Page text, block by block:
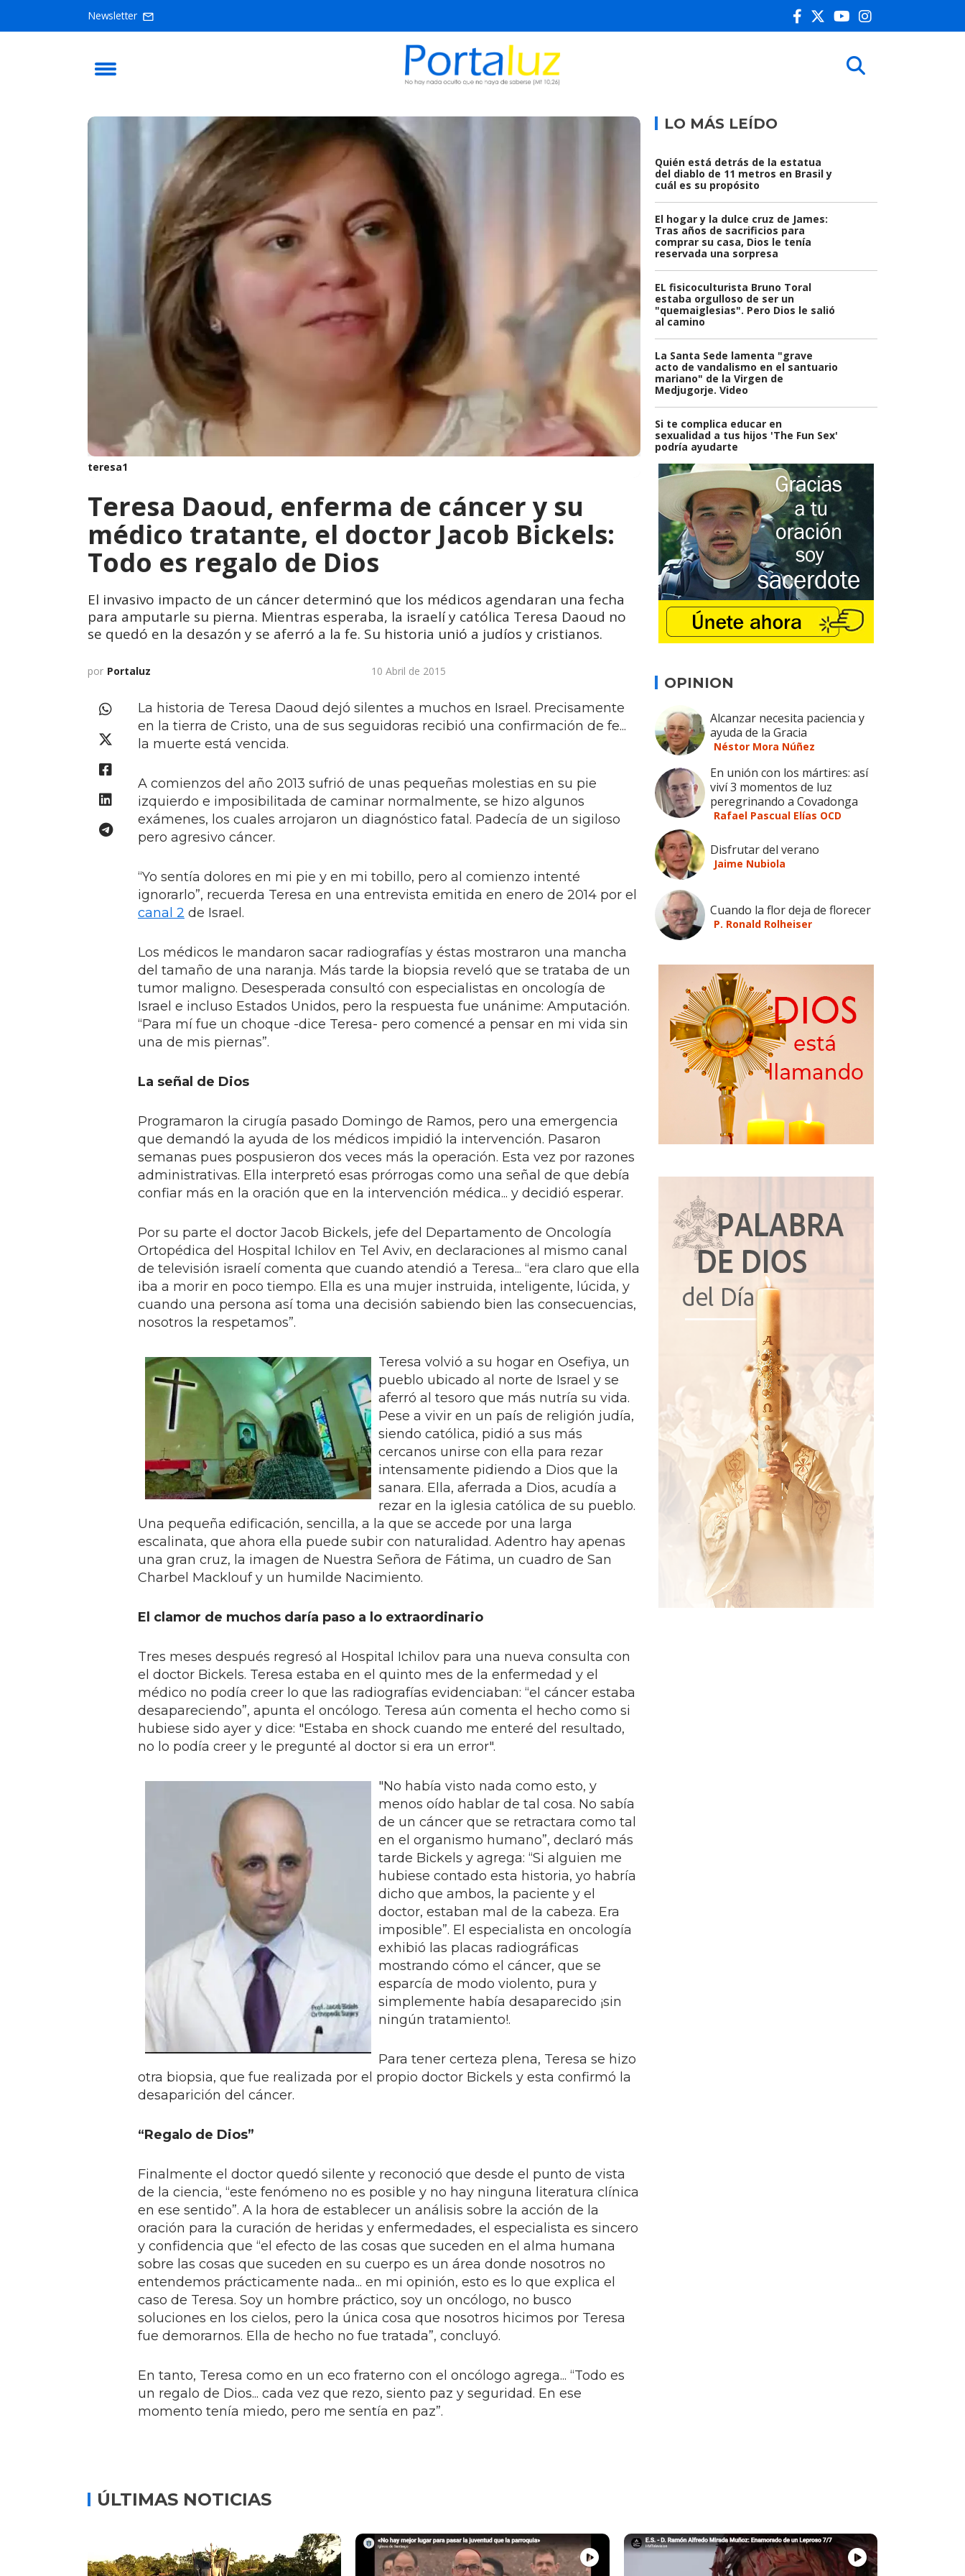
Newsletter
teresa1
Teresa Daoud, enferma de cáncer y su
médico tratante, el doctor Jacob Bickels:
Todo es regalo de Dios
El invasivo impacto de un cáncer determinó que los médicos agendaran una fecha
para amputarle su pierna. Mientras esperaba, la israelí y católica Teresa Daoud no
se quedó en la desazón y se aferró a la fe. Su historia unió a judíos y cristianos.
por Portaluz 10 Abril de 2015
La historia de Teresa Daoud dejó silentes a muchos en Israel. Precisamente
en la tierra de Cristo, una de sus seguidoras recibió una confirmación de fe...
la muerte está vencida.
A comienzos del año 2013 sufrió de unas pequeñas molestias en su pie
izquierdo e imposibilitada de caminar normalmente, se hizo algunos
exámenes, los cuales arrojaron un diagnóstico fatal. Padecía de un sigiloso
pero agresivo cáncer.
“Yo sentía dolores en mi pie y en mi tobillo, pero al comienzo intenté
ignorarlo”, recuerda Teresa en una entrevista emitida en enero de 2014 por el
canal 2 de Israel.
Los médicos le mandaron sacar radiografías y éstas mostraron una mancha
del tamaño de una naranja. Más tarde la biopsia reveló que se trataba de un
tumor maligno. Desesperada consultó con especialistas en oncología de
Israel e incluso Estados Unidos, pero la respuesta fue unánime: Amputación.
“Para mí fue un choque -dice Teresa- pero comencé a pensar en mi vida sin
una de mis piernas”.
La señal de Dios
Programaron la cirugía pasado Domingo de Ramos, pero una emergencia
que demandó la ayuda de los médicos impidió la intervención. Pasaron
semanas pues pospusieron dos veces más la operación. Esta vez por razones
administrativas. Ella interpretó esas prórrogas como una señal de que debía
confiar más en la oración que en la intervención médica... y decidió esperar.
Por su parte el doctor Jacob Bickels, jefe del Departamento de Oncología
Ortopédica del Hospital Ichilov en Tel Aviv, en declaraciones al mismo canal
de televisión israelí comenta que cuando atendió a Teresa... “era claro que ella
iba a morir en poco tiempo. Ella es una mujer instruida, inteligente, lúcida, y
cuando una persona así toma una decisión sabiendo bien las consecuencias,
nosotros la respetamos”.
Teresa volvió a su hogar en Osefiya, un
pueblo ubicado al norte de Israel y se
aferró al tesoro que más nutría su vida.
Pese a vivir en un país de religión judía,
siendo católica, pidió a sus más
cercanos unirse con ella para rezar
intensamente pidiendo a Dios que la
sanara. Ella, aferrada a Dios, acudía a
rezar en la iglesia católica de su pueblo.
Una pequeña edificación, sencilla, a la que se accede por una larga
escalinata, que ahora ella puede subir con naturalidad. Adentro hay apenas
una gran cruz, la imagen de Nuestra Señora de Fátima, un cuadro de San
Charbel Macklouf y un humilde Nacimiento.
El clamor de muchos daría paso a lo extraordinario
Tres meses después regresó al Hospital Ichilov para una nueva consulta con
el doctor Bickels. Teresa estaba en el quinto mes de la enfermedad y el
médico no podía creer lo que las radiografías evidenciaban: “el cáncer estaba
desapareciendo”, apunta el oncólogo. Teresa aún comenta el hecho como si
hubiese sido ayer y dice: "Estaba en shock cuando me enteré del resultado,
no lo podía creer y le pregunté al doctor si era un error".
"No había visto nada como esto, y
menos oído hablar de tal cosa. No sabía
de un cáncer que se retractara como tal
en el organismo humano”, declaró más
tarde Bickels y agrega: “Si alguien me
hubiese contado esta historia, yo habría
dicho que ambos, la paciente y el
doctor, estaban mal de la cabeza. Era
imposible”. El especialista en oncología
exhibió las placas radiográficas
mostrando cómo el cáncer, que se
esparcía de modo violento, pura y
simplemente había desaparecido ¡sin
ningún tratamiento!.
Para tener certeza plena, Teresa se hizo
otra biopsia, que fue realizada por el propio doctor Bickels y esta confirmó la
desaparición del cáncer.
“Regalo de Dios”
Finalmente el doctor quedó silente y reconoció que desde el punto de vista
de la ciencia, “este fenómeno no es posible y no hay ninguna literatura clínica
en ese sentido”. A la hora de establecer un análisis sobre la acción de la
oración para la curación de heridas y enfermedades, el especialista es sincero
y confidencia que “el efecto de las cosas que suceden en el alma humana
sobre las cosas que suceden en su cuerpo es un área donde nosotros no
entendemos prácticamente nada... en mi opinión, esto es lo que explica el
caso de Teresa. Soy un hombre práctico, soy un oncólogo, no busco
soluciones en los cielos, pero la única cosa que nosotros hicimos por Teresa
fue demorarnos. Ella de hecho no fue tratada”, concluyó.
En tanto, Teresa como en un eco fraterno con el oncólogo agrega... “Todo es
un regalo de Dios... cada vez que rezo, siento paz y seguridad. En ese
momento tenía miedo, pero me sentía en paz”.
LO MÁS LEÍDO
Quién está detrás de la estatua
del diablo de 11 metros en Brasil y
cuál es su propósito
El hogar y la dulce cruz de James:
Tras años de sacrificios para
comprar su casa, Dios le tenía
reservada una sorpresa
EL fisicoculturista Bruno Toral
estaba orgulloso de ser un
"quemaiglesias". Pero Dios le salió
al camino
La Santa Sede lamenta "grave
acto de vandalismo en el santuario
mariano" de la Virgen de
Medjugorje. Video
Si te complica educar en
sexualidad a tus hijos 'The Fun Sex'
podría ayudarte
OPINION
Alcanzar necesita paciencia y
ayuda de la Gracia
Néstor Mora Núñez
En unión con los mártires: así
viví 3 momentos de luz
peregrinando a Covadonga
Rafael Pascual Elías OCD
Disfrutar del verano
Jaime Nubiola
Cuando la flor deja de florecer
P. Ronald Rolheiser
ÚLTIMAS NOTICIAS